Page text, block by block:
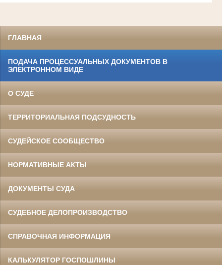
ГЛАВНАЯ
ПОДАЧА ПРОЦЕССУАЛЬНЫХ ДОКУМЕНТОВ В
ЭЛЕКТРОННОМ ВИДЕ
О СУДЕ
ТЕРРИТОРИАЛЬНАЯ ПОДСУДНОСТЬ
СУДЕЙСКОЕ СООБЩЕСТВО
НОРМАТИВНЫЕ АКТЫ
ДОКУМЕНТЫ СУДА
СУДЕБНОЕ ДЕЛОПРОИЗВОДСТВО
СПРАВОЧНАЯ ИНФОРМАЦИЯ
КАЛЬКУЛЯТОР ГОСПОШЛИНЫ